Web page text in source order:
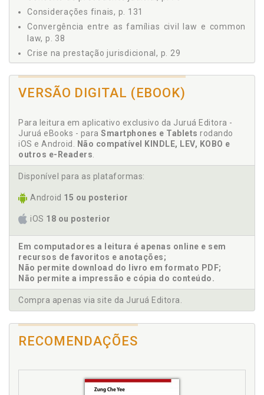
2.2.2.2 Artigo 927, p. 98
3 PRECEDENTE JUDICIAL - DESAFIOS, p. 103
3.1 PRECEDENTES JUDICIAIS - POSIÇÕES DOUTRINÁRIAS,
p. 103
3.1.1 Críticos do Sistema de Precedentes, p. 104
3.2 PRECEDENTES JUDICIAIS VINCULANTES - REFLEXÕES,
p. 128
REFERÊNCIAS, p. 133
Considerações finais, p. 131
Convergência entre as famílias civil law e common
law, p. 38
Crise na prestação jurisdicional, p. 29
D
Decisão judicial, jurisprudência e súmula, p. 66
Direito na Inglaterra, p. 45
Direito nos Estados Unidos, p. 52
E
Estados Unidos. Direito nos Estados Unidos, p. 52
F
Famílias jurídicas, p. 36
Fonte do direito. Precedente judicial como fonte do
direito, p. 70
I
Jurisprudência. Decisão judicial, jurisprudência e
VERSÃO DIGITAL (EBOOK)
Para leitura em aplicativo exclusivo da Juruá Editora -
Juruá eBooks - para Smartphones e Tablets rodando
iOS e Android. Não compatível KINDLE, LEV, KOBO e
outros e-Readers.
Disponível para as plataformas:
Android 15 ou posterior
iOS 18 ou posterior
Em computadores a leitura é apenas online e sem
recursos de favoritos e anotações;
Não permite download do livro em formato PDF;
Não permite a impressão e cópia do conteúdo.
Compra apenas via site da Juruá Editora.
RECOMENDAÇÕES